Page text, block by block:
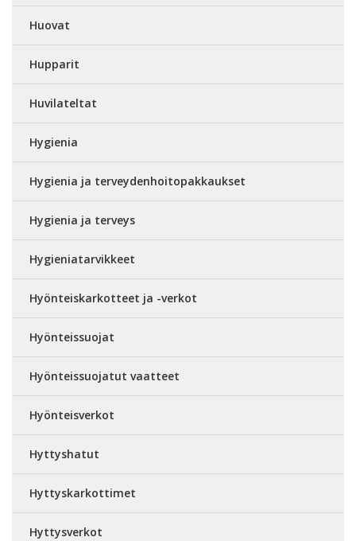
Huovat
Hupparit
Huvilateltat
Hygienia
Hygienia ja terveydenhoitopakkaukset
Hygienia ja terveys
Hygieniatarvikkeet
Hyönteiskarkotteet ja -verkot
Hyönteissuojat
Hyönteissuojatut vaatteet
Hyönteisverkot
Hyttyshatut
Hyttyskarkottimet
Hyttysverkot